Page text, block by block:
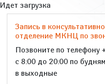
Идет загрузка
Запись в
отделение МКНЦ по
Позвоните по телефону
с 8:00 до 20:00 по
в выходные